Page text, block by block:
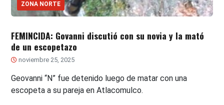
ZONA NORTE
FEMINCIDA: Govanni discutió con su novia y la mató
de un escopetazo
noviembre 25, 2025
Geovanni “N” fue detenido luego de matar con una
escopeta a su pareja en Atlacomulco.